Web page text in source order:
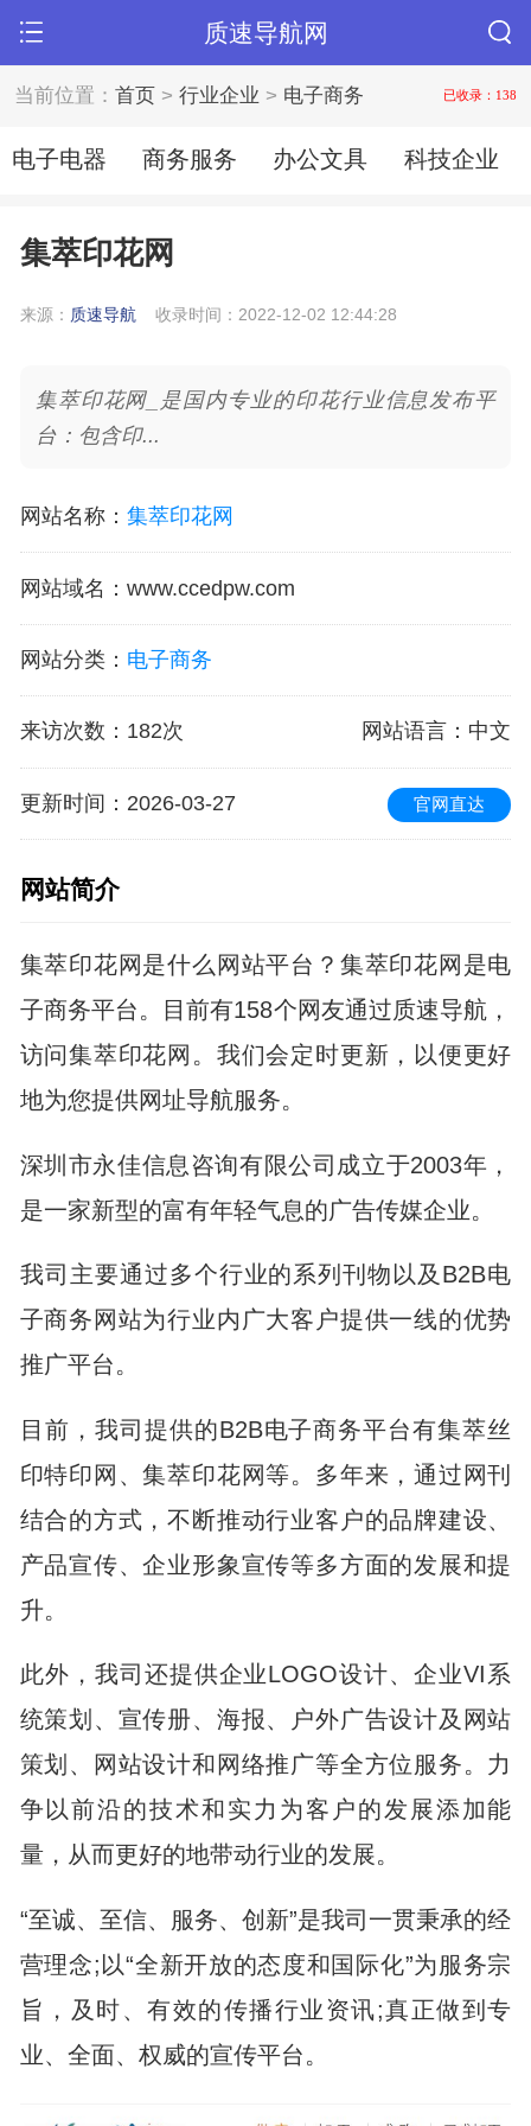
质速导航网
当前位置：首页 >行业企业 > 电子商务 已收录：138
电子电器 商务服务 办公文具 科技企业
集萃印花网
来源： 质速导航 收录时间：2022-12-02 12:44:28
集萃印花网_是国内专业的印花行业信息发布平
台：包含印...
网站名称： 集萃印花网
网站域名 ： www.ccedpw.com
网站分类： 电子商务
来访次数 ： 182次 网站语言 ：中文
更新时间 ：2026-03-27 官网直达
网站简介
集萃印花网是什么网站平台？集萃印花网是电
子商务平台。目前有158个网友通过质速导航，
访问集萃印花网。我们会定时更新，以便更好
地为您提供网址导航服务。
深圳市永佳信息咨询有限公司成立于2003年，
是一家新型的富有年轻气息的广告传媒企业。
我司主要通过多个行业的系列刊物以及B2B电
子商务网站为行业内广大客户提供一线的优势
推广平台。
目前，我司提供的B2B电子商务平台有集萃丝
印特印网、集萃印花网等。多年来，通过网刊
结合的方式，不断推动行业客户的品牌建设、
产品宣传、企业形象宣传等多方面的发展和提
升。
此外，我司还提供企业LOGO设计、企业VI系
统策划、宣传册、海报、户外广告设计及网站
策划、网站设计和网络推广等全方位服务。力
争以前沿的技术和实力为客户的发展添加能
量，从而更好的地带动行业的发展。
“至诚、至信、服务、创新”是我司一贯秉承的经
营理念;以“全新开放的态度和国际化”为服务宗
旨，及时、有效的传播行业资讯;真正做到专
业、全面、权威的宣传平台。